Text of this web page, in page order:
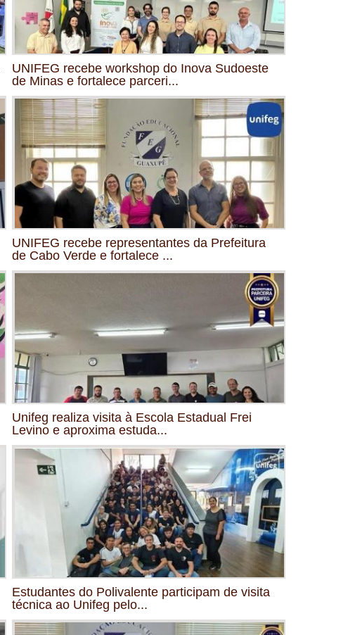
UNIFEG recebe workshop do Inova Sudoeste
de Minas e fortalece parceri...
UNIFEG recebe representantes da Prefeitura
de Cabo Verde e fortalece ...
Unifeg realiza visita à Escola Estadual Frei
Levino e aproxima estuda...
Estudantes do Polivalente participam de visita
técnica ao Unifeg pelo...